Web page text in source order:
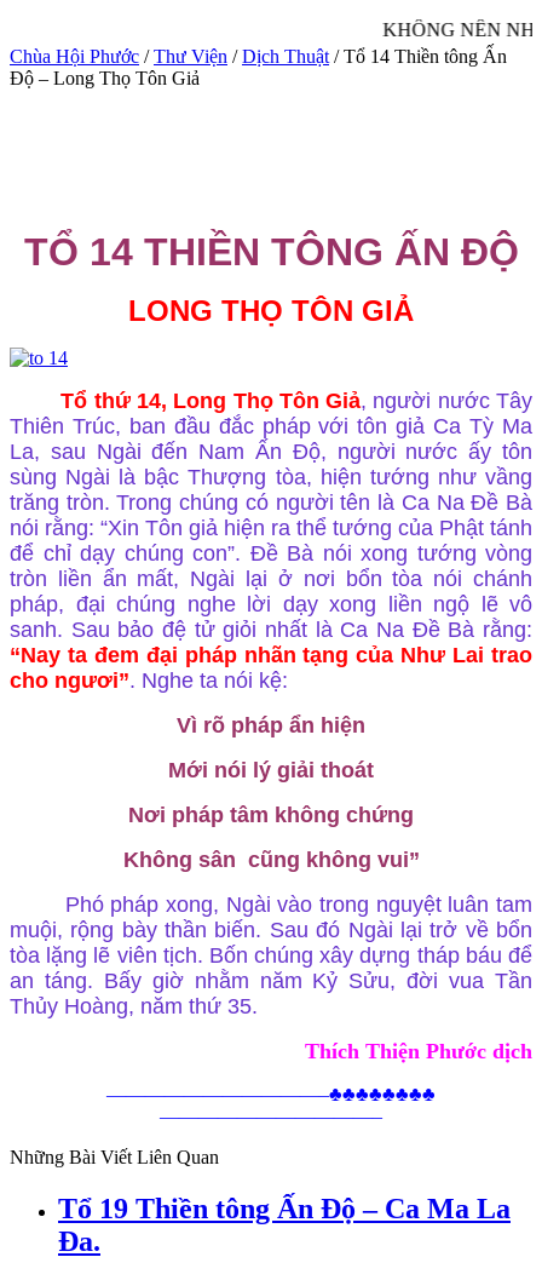
KHÔNG NÊN
Chùa Hội Phước / Thư Viện / Dịch Thuật / Tổ 14 Thiền tông Ấn
Độ – Long Thọ Tôn Giả
TỔ 14 THIỀN TÔNG ẤN ĐỘ
LONG THỌ TÔN GIẢ
Tổ thứ 14, Long Thọ Tôn Giả, người nước Tây
Thiên Trúc, ban đầu đắc pháp với tôn giả Ca Tỳ Ma
La, sau Ngài đến Nam Ấn Độ, người nước ấy tôn
sùng Ngài là bậc Thượng tòa, hiện tướng như vầng
trăng tròn. Trong chúng có người tên là Ca Na Đề Bà
nói rằng: “Xin Tôn giả hiện ra thể tướng của Phật tánh
để chỉ dạy chúng con”. Đề Bà nói xong tướng vòng
tròn liền ẩn mất, Ngài lại ở nơi bổn tòa nói chánh
pháp, đại chúng nghe lời dạy xong liền ngộ lẽ vô
sanh. Sau bảo đệ tử giỏi nhất là Ca Na Đề Bà rằng:
“Nay ta đem đại pháp nhãn tạng của Như Lai trao
cho ngươi”. Nghe ta nói kệ:
Vì rõ pháp ẩn hiện
Mới nói lý giải thoát
Nơi pháp tâm không chứng
Không sân cũng không vui”
Phó pháp xong, Ngài vào trong nguyệt luân tam
muội, rộng bày thần biến. Sau đó Ngài lại trở về bổn
tòa lặng lẽ viên tịch. Bốn chúng xây dựng tháp báu để
an táng. Bấy giờ nhằm năm Kỷ Sửu, đời vua Tần
Thủy Hoàng, năm thứ 35.
Thích Thiện Phước dịch
———————————–♣♣♣♣♣♣♣♣
———————————–
Những Bài Viết Liên Quan
Tổ 19 Thiền tông Ấn Độ – Ca Ma La
Đa.